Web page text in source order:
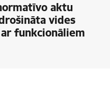
aktu
vides
funkcionāliem